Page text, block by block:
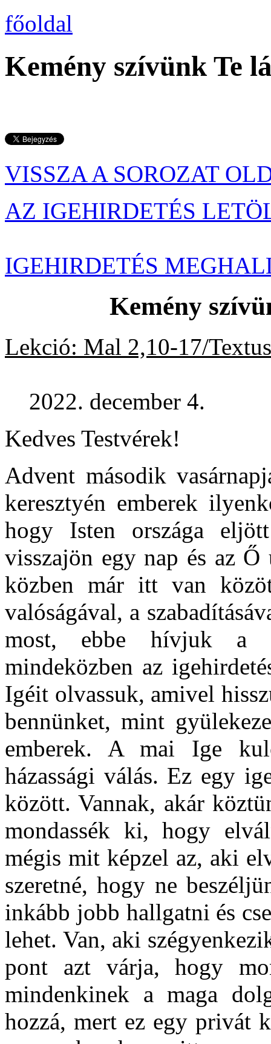
főoldal
Kemény szívünk Te
VISSZA A SOROZAT
AZ IGEHIRDETÉS
IGEHIRDETÉS
Kemény
Lekció: Mal 2,10-17/
2022. december 4.
Kedves Testvérek!
Advent második
keresztyén emberek
hogy Isten országa
visszajön egy nap és az
közben már itt van
valóságával, a
most, ebbe hívjuk a
mindeközben az
Igéit olvassuk, amivel
bennünket, mint
emberek. A mai Ige
házassági válás. Ez egy
között. Vannak, akár
mondassék ki, hogy
mégis mit képzel az, aki
szeretné, hogy ne
inkább jobb hallgatni és
lehet. Van, aki
pont azt várja, hogy
mindenkinek a maga
hozzá, mert ez egy privát